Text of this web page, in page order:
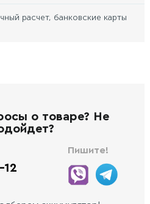
расчет, банковские карты
о товаре? Не
12
Пишите!